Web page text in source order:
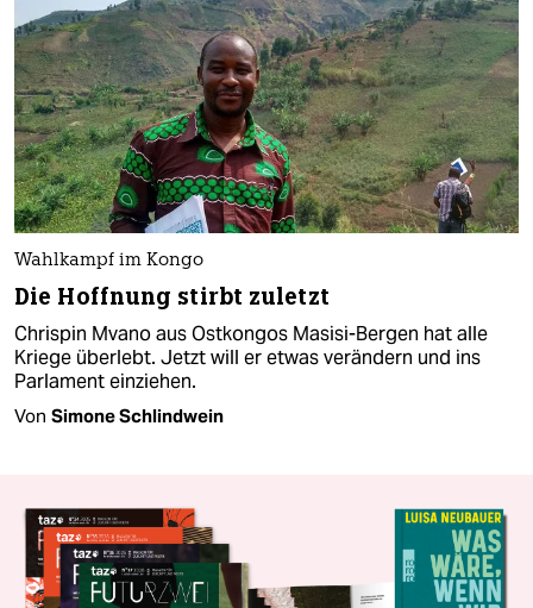
Wahlkampf im Kongo
Die Hoffnung stirbt zuletzt
Chrispin Mvano aus Ostkongos Masisi-Bergen hat alle
Kriege überlebt. Jetzt will er etwas verändern und ins
Parlament einziehen.
Von Simone Schlindwein